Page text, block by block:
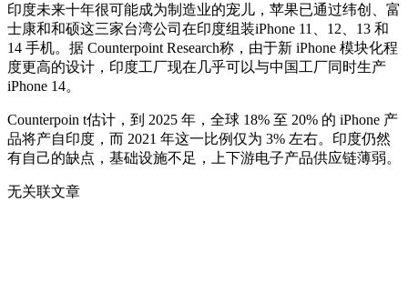
印度未来十年很可能成为制造业的宠儿，苹果已通过纬创、富
士康和和硕这三家台湾公司在印度组装iPhone 11、12、13 和
14 手机。据 Counterpoint Research称，由于新 iPhone 模块化程
度更高的设计，印度工厂现在几乎可以与中国工厂同时生产
iPhone 14。
Counterpoin t估计，到 2025 年，全球 18% 至 20% 的 iPhone 产
品将产自印度，而 2021 年这一比例仅为 3% 左右。印度仍然
有自己的缺点，基础设施不足，上下游电子产品供应链薄弱。
无关联文章